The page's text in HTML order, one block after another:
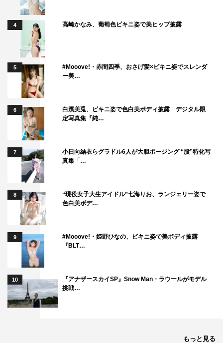
4 高崎かなみ、葡萄色ビキニ姿で美ヒップ披露
5
#Mooove!・赤間四季、おさげ髪×ビキニ姿でスレンダ
ー美…
6
白濱美兎、ビキニ姿で色白美ボディ披露 デジタル限
定写真集『純…
7
小日向結衣らグラドル6人が大胆ポージング “股”特化写
真集「…
8
“現役女子大生アイドル”七海りお、ランジェリー姿で
色白美ボデ…
9
#Mooove!・姫野ひなの、ビキニ姿で美ボディ披露
『BLT…
10
『アナザースカイSP』Snow Man・ラウールがモデル
挑戦…
もっと見る